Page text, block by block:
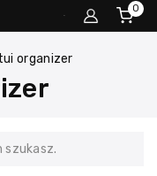
0
organizer
szukasz.